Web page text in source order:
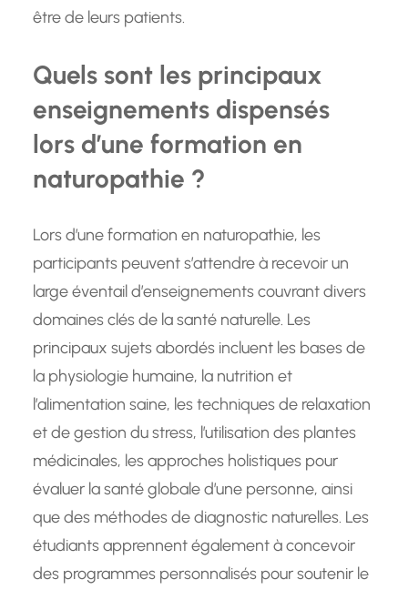
être de leurs patients.
Quels sont les principaux
enseignements dispensés
lors d’une formation en
naturopathie ?
Lors d’une formation en naturopathie, les
participants peuvent s’attendre à recevoir un
large éventail d’enseignements couvrant divers
domaines clés de la santé naturelle. Les
principaux sujets abordés incluent les bases de
la physiologie humaine, la nutrition et
l’alimentation saine, les techniques de relaxation
et de gestion du stress, l’utilisation des plantes
médicinales, les approches holistiques pour
évaluer la santé globale d’une personne, ainsi
que des méthodes de diagnostic naturelles. Les
étudiants apprennent également à concevoir
des programmes personnalisés pour soutenir le